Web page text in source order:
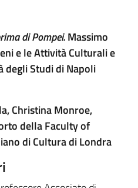
di Pompei.Massimo
e le Attività Culturali e
degli Studi di Napoli
Christina Monroe,
della Faculty of
di Cultura di Londra